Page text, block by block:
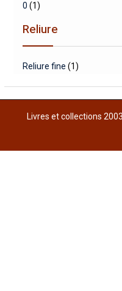
0 (1)
Reliure
Reliure fine (1)
Livres et collections